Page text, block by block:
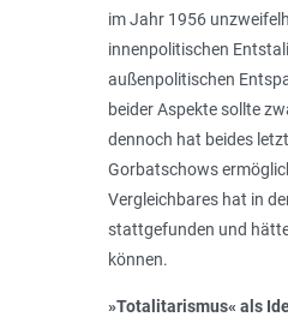
im Jahr 1956
innenpolitischen
außenpolitischen
beider Aspekte sollte
dennoch hat beides
Gorbatschows
Vergleichbares hat in
stattgefunden und
können.
»Totalitarismus« als